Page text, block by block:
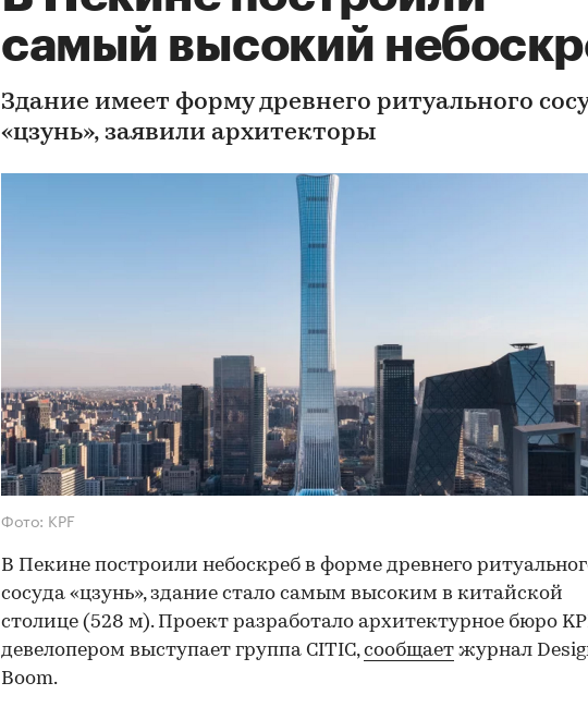
самый высокий
Здание имеет форму древнего ритуального
«цзунь», заявили архитекторы
Фото: KPF
В Пекине построили небоскреб в форме древнего
сосуда «цзунь», здание стало самым высоким в китайской
столице (528 м). Проект разработало архитектурное бюро
девелопером выступает группа CITIC,сообщает журнал
Boom.